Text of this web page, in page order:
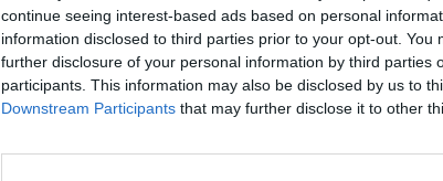
continue seeing interest-based ads based on personal
information disclosed to third parties prior to your opt-out. You
further disclosure of your personal information by third parties
participants. This information may also be disclosed by us to
Downstream Participants that may further disclose it to other